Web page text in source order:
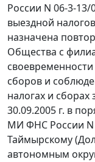
России N 06-3-
выездной
назначена
Общества с
сборов и
налогах и сборах
30.09.2005 г. в
МИ ФНС России N
Таймырскому
автономным